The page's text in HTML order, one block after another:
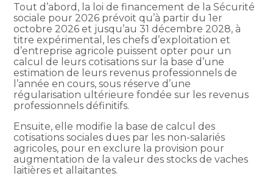
Tout d’abord, la loi de financement de la Sécurité
sociale pour 2026 prévoit qu’à partir du 1er
octobre 2026 et jusqu’au 31 décembre 2028, à
titre expérimental, les chefs d’exploitation et
d’entreprise agricole puissent opter pour un
calcul de leurs cotisations sur la base d’une
estimation de leurs revenus professionnels de
l’année en cours, sous réserve d’une
régularisation ultérieure fondée sur les revenus
professionnels définitifs.
Ensuite, elle modifie la base de calcul des
cotisations sociales dues par les non-salariés
agricoles, pour en exclure la provision pour
augmentation de la valeur des stocks de vaches
laitières et allaitantes.